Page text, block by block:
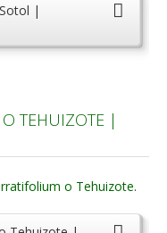
|
TEHUIZOTE |